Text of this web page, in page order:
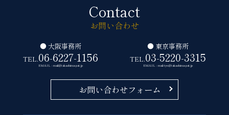
Contact
お問い合わせ
● 大阪事務所
TEL.06-6227-1156
EMAIL : mail@takashima-pat.jp
● 東京事務所
TEL.03-5220-3315
EMAIL : mail-tyo@takashima-pat.jp
お問い合わせフォーム